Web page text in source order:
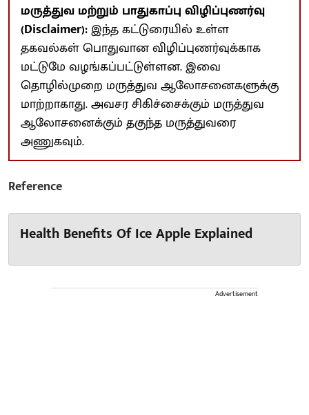
மருத்துவ மற்றும் பாதுகாப்பு விழிப்புணர்வு
(Disclaimer):இந்த கட்டுரையில் உள்ள
தகவல்கள் பொதுவான விழிப்புணர்வுக்காக
மட்டுமே வழங்கப்பட்டுள்ளன. இவை
தொழில்முறை மருத்துவ ஆலோசனைகளுக்கு
மாற்றாகாது. அவசர சிகிச்சைக்கும் மருத்துவ
ஆலோசனைக்கும் தகுந்த மருத்துவரை
அணுகவும்.
Reference
Health Benefits Of Ice Apple Explained
Advertisement